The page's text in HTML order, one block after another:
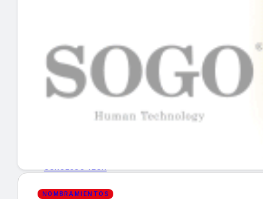
INICIO
EMPRESAS
GUÍA DE COMPRA
MERCADOS Y TENDENCIAS
NOMBRAMIENTOS